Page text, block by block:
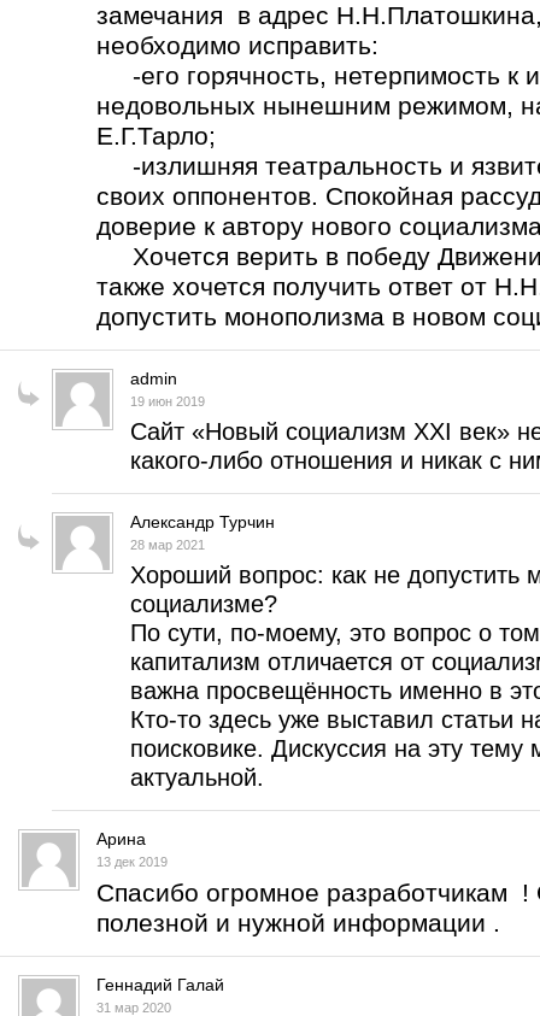
замечания в адрес
необходимо исправить:
-его горячность, нетерпимость
недовольных нынешним режимом,
Е.Г.Тарло;
-излишняя театральность и
своих оппонентов. Спокойная
доверие к автору нового
Хочется верить в победу
также хочется получить ответ от
допустить монополизма в новом
admin
19 июн 2019
Сайт «Новый социализм XXI век»
какого-либо отношения и никак с
Александр Турчин
28 мар 2021
Хороший вопрос: как не допустить
социализме?
По сути, по-моему, это вопрос о
капитализм отличается от
важна просвещённость именно в
Кто-то здесь уже выставил статьи
поисковике. Дискуссия на эту тему
актуальной.
Арина
13 дек 2019
Спасибо огромное разработчикам
полезной и нужной информации .
Геннадий Галай
31 мар 2020